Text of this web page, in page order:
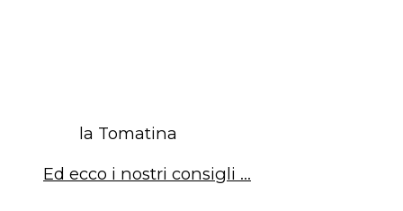
la Tomatina
Ed ecco i nostri consigli …